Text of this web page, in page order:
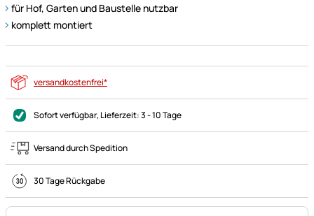
für Hof, Garten und Baustelle nutzbar
komplett montiert
versandkostenfrei*
Sofort verfügbar, Lieferzeit:3 - 10 Tage
Versand durch Spedition
30 Tage Rückgabe